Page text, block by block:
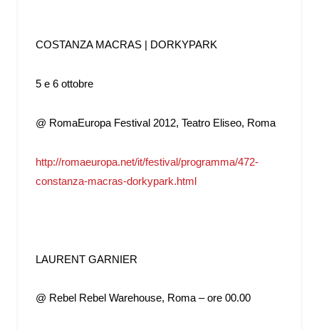
COSTANZA MACRAS | DORKYPARK
5 e 6 ottobre
@ RomaEuropa Festival 2012, Teatro Eliseo, Roma
http://romaeuropa.net/it/festival/programma/472-
constanza-macras-dorkypark.html
LAURENT GARNIER
@ Rebel Rebel Warehouse, Roma – ore 00.00